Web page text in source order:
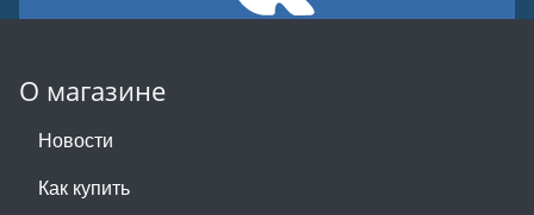
О магазине
Новости
Как купить